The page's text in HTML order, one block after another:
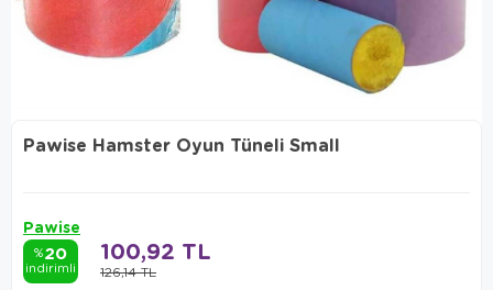
Pawise Hamster Oyun Tüneli Small
Pawise
%20
indirimli 126,14 TL
100,92 TL